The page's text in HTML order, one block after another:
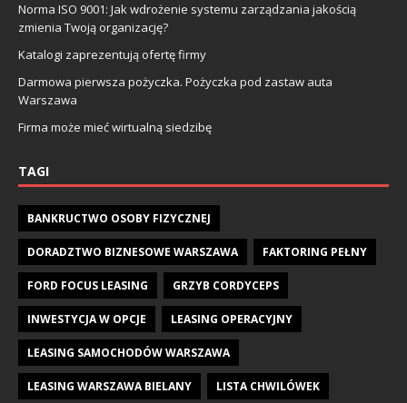
Norma ISO 9001: Jak wdrożenie systemu zarządzania jakością
zmienia Twoją organizację?
Katalogi zaprezentują ofertę firmy
Darmowa pierwsza pożyczka. Pożyczka pod zastaw auta
Warszawa
Firma może mieć wirtualną siedzibę
TAGI
BANKRUCTWO OSOBY FIZYCZNEJ
DORADZTWO BIZNESOWE WARSZAWA FAKTORING PEŁNY
FORD FOCUS LEASING GRZYB CORDYCEPS
INWESTYCJA W OPCJE LEASING OPERACYJNY
LEASING SAMOCHODÓW WARSZAWA
LEASING WARSZAWA BIELANY LISTA CHWILÓWEK